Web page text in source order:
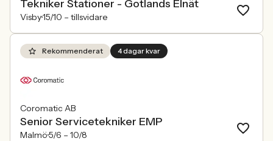
Tekniker Stationer - Gotlands Elnät
Visby15/10 – tillsvidare
Rekommenderat 4 dagar kvar
Coromatic AB
Senior Servicetekniker EMP
Malmö5/6 – 10/8